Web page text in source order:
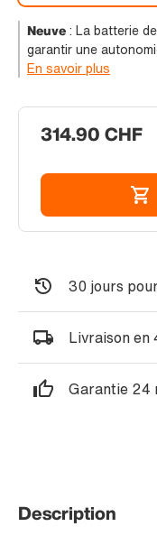
314.90 CHF
Neuve: La batterie
garantir une
En savoir plus
30 jours
Livraison en
Garantie 24
Description